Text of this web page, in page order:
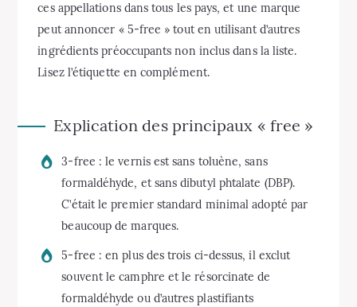
ces appellations dans tous les pays, et une marque
peut annoncer « 5-free » tout en utilisant d’autres
ingrédients préoccupants non inclus dans la liste.
Lisez l’étiquette en complément.
Explication des principaux « free »
3-free : le vernis est sans toluène, sans
formaldéhyde, et sans dibutyl phtalate (DBP).
C’était le premier standard minimal adopté par
beaucoup de marques.
5-free : en plus des trois ci-dessus, il exclut
souvent le camphre et le résorcinate de
formaldéhyde ou d’autres plastifiants